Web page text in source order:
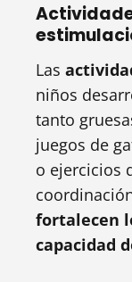
Las
niños
tanto
juegos de
o ejercicios
fortalecen
capacidad